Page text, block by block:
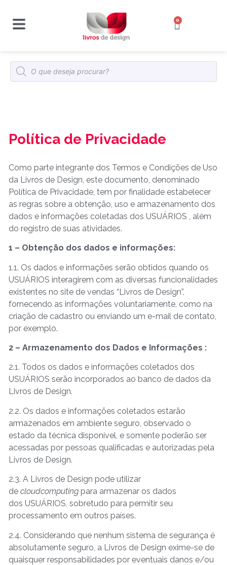
0
Política de Privacidade
Como parte integrante dos Termos e Condições de Uso
da Livros de Design, este documento, denominado
Política de Privacidade, tem por finalidade estabelecer
as regras sobre a obtenção, uso e armazenamento dos
dados e informações coletadas dos USUÁRIOS , além
do registro de suas atividades.
1 – Obtenção dos dados e informações:
1.1. Os dados e informações serão obtidos quando os
USUÁRIOS interagirem com as diversas funcionalidades
existentes no site de vendas “Livros de Design”,
fornecendo as informações voluntariamente, como na
criação de cadastro ou enviando um e-mail de contato,
por exemplo.
2 – Armazenamento dos Dados e Informações :
2.1. Todos os dados e informações coletados dos
USUÁRIOS serão incorporados ao banco de dados da
Livros de Design.
2.2. Os dados e informações coletados estarão
armazenados em ambiente seguro, observado o
estado da técnica disponível, e somente poderão ser
acessadas por pessoas qualificadas e autorizadas pela
Livros de Design.
2.3. A Livros de Design pode utilizar
de cloudcomputing para armazenar os dados
dos USUÁRIOS, sobretudo para permitir seu
processamento em outros países.
2.4. Considerando que nenhum sistema de segurança é
absolutamente seguro, a Livros de Design exime-se de
quaisquer responsabilidades por eventuais danos e/ou